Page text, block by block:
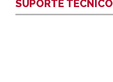
SUPORTE TÉCNICO